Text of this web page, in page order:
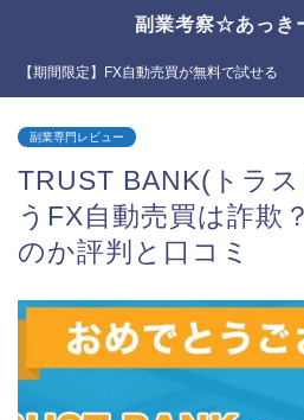
副業考察☆あっき
【期間限定】FX自動売買が無料で試せる
副業専門レビュー
TRUST BANK(トラ
うFX自動売買は詐欺
のか評判と口コミ